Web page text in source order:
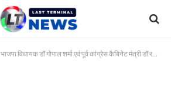
भाजपा विधायक डॉ गोपाल शर्मा एवं पूर्व कांग्रेस कैबिनेट मंत्री डॉ रघु शर्मा ने पत्रकारों के साथ कंधे से कंधा मिलाकर स्वतंत्र लोकतंत्र की स्थापना के लिए वचन दिया।